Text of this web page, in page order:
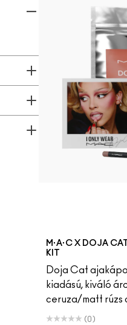
M·A·C X DOJA
KIT
Doja Cat
kiadású, kiváló
ceruza/matt rúzs
(0)